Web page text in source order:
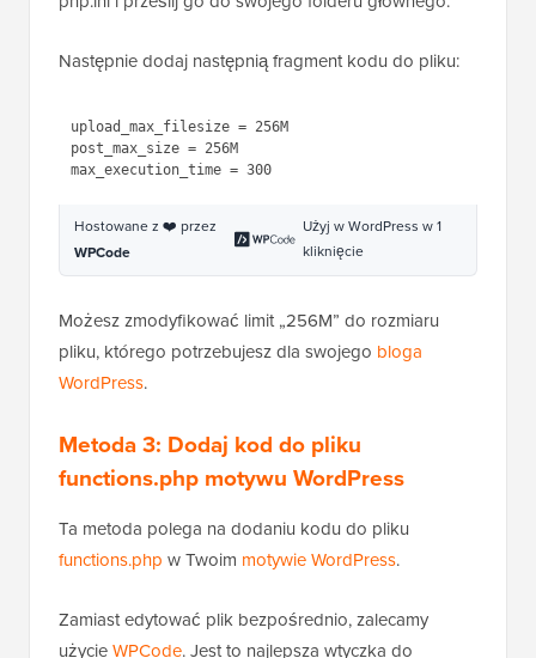
Następnie dodaj następnią fragment kodu do pliku:
1
2
upload_max_filesize = 256M
post_max_size = 256M
Możesz zmodyfikować limit „256M” do rozmiaru
pliku, którego potrzebujesz dla swojego
Metoda 3: Dodaj kod do pliku
functions.php motywu WordPress
Ta metoda polega na dodaniu kodu do pliku